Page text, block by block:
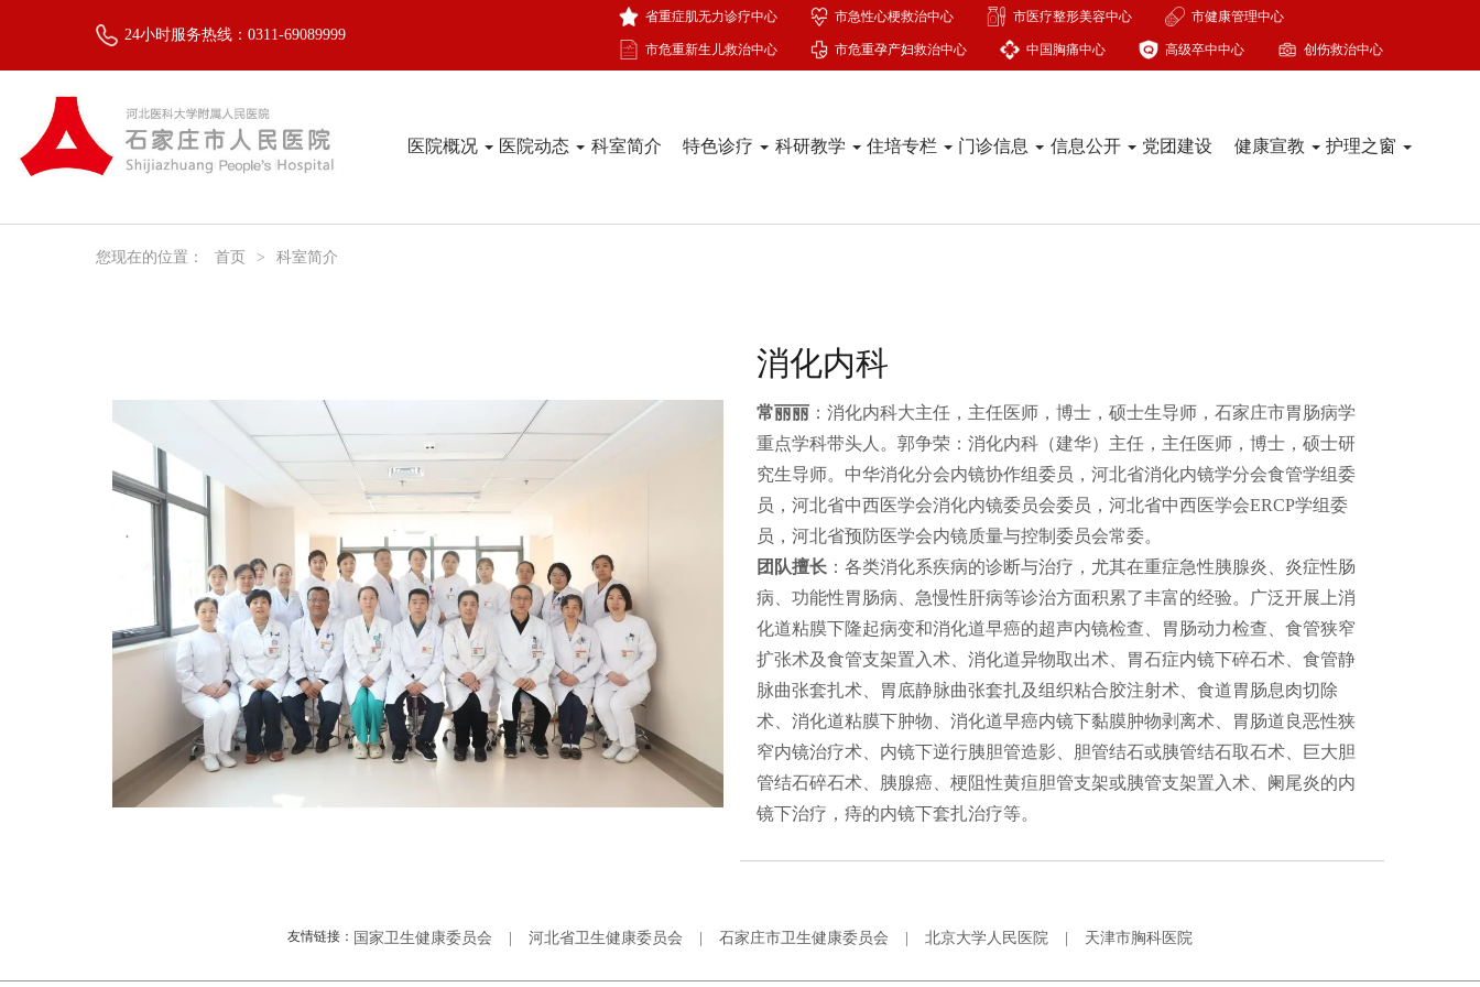
24小时服务热线：0311-69089999
省重症肌无力诊疗中心 市急性心梗救治中心 市医疗整形美容中心 市健康管理中心
市危重新生儿救治中心 市危重孕产妇救治中心 中国胸痛中心 高级卒中中心 创伤救治中心
医院概况 医院动态 科室简介 特色诊疗 科研教学 住培专栏 门诊信息 信息公开 党团建设 健康宣教 护理之窗
您现在的位置： 首页 > 科室简介
消化内科
常丽丽 ：消化内科大主任，主任医师，博士，硕士生导师，石家庄市胃肠病学
重点学科带头人。郭争荣：消化内科（建华）主任，主任医师，博士，硕士研
究生导师。中华消化分会内镜协作组委员，河北省消化内镜学分会食管学组委
员，河北省中西医学会消化内镜委员会委员，河北省中西医学会ERCP学组委
员，河北省预防医学会内镜质量与控制委员会常委。
团队擅长 ：各类消化系疾病的诊断与治疗，尤其在重症急性胰腺炎、炎症性肠
病、功能性胃肠病、急慢性肝病等诊治方面积累了丰富的经验。广泛开展上消
化道粘膜下隆起病变和消化道早癌的超声内镜检查、胃肠动力检查、食管狭窄
扩张术及食管支架置入术、消化道异物取出术、胃石症内镜下碎石术、食管静
脉曲张套扎术、胃底静脉曲张套扎及组织粘合胶注射术、食道胃肠息肉切除
术、消化道粘膜下肿物、消化道早癌内镜下黏膜肿物剥离术、胃肠道良恶性狭
窄内镜治疗术、内镜下逆行胰胆管造影、胆管结石或胰管结石取石术、巨大胆
管结石碎石术、胰腺癌、梗阻性黄疸胆管支架或胰管支架置入术、阑尾炎的内
镜下治疗，痔的内镜下套扎治疗等。
友情链接： 国家卫生健康委员会 | 河北省卫生健康委员会 | 石家庄市卫生健康委员会 | 北京大学人民医院 | 天津市胸科医院